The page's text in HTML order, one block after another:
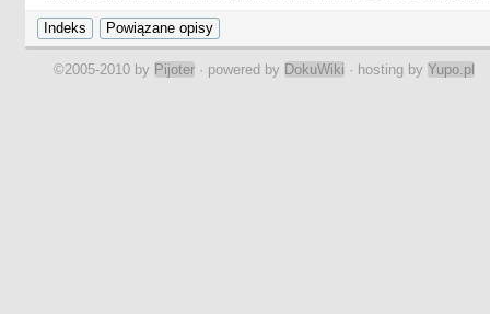
©2005-2010 by Pijoter · powered by DokuWiki · hosting by Yupo.pl